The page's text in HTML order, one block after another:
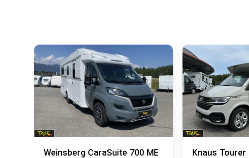
Weinsberg CaraSuite 700 ME
Knaus Tourer